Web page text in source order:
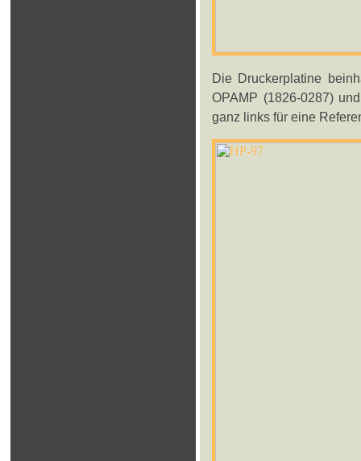
Die Druckerplatine
OPAMP (1826-0287)
ganz links für eine